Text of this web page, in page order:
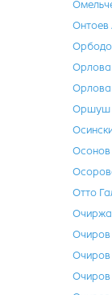
Онтоев
Орлова
Орлова
Оршуш
Осонов
Отто
Очиров
Очиров